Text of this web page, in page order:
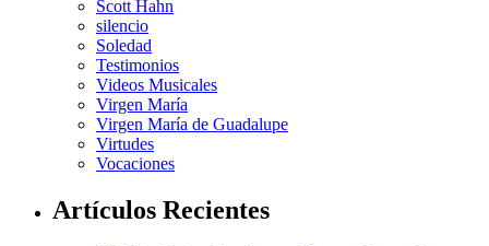
Scott Hahn
silencio
Soledad
Testimonios
Videos Musicales
Virgen María
Virgen María de Guadalupe
Virtudes
Vocaciones
Artículos Recientes